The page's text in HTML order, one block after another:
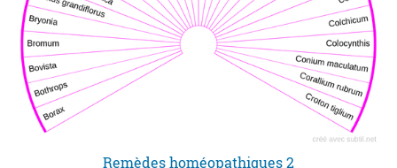
Remèdes homéopathiques 2